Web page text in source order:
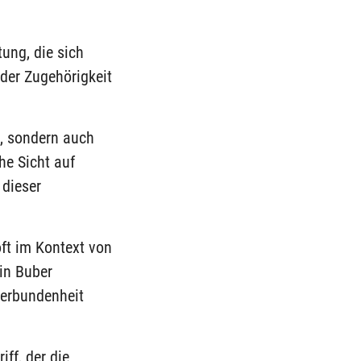
die sich
Zugehörigkeit
sondern auch
Sicht auf
im Kontext von
Buber